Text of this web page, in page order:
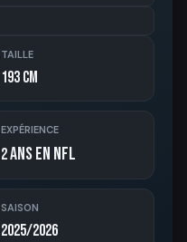
TAILLE
193 cm
EXPÉRIENCE
2ans en NFL
SAISON
2025/2026